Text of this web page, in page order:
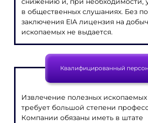
в общественных слушаниях. Без
заключения EIA лицензия на
ископаемых не выдается.
Квалифицированный
Извлечение полезных
требует большой степени
Компании обязаны иметь в штате